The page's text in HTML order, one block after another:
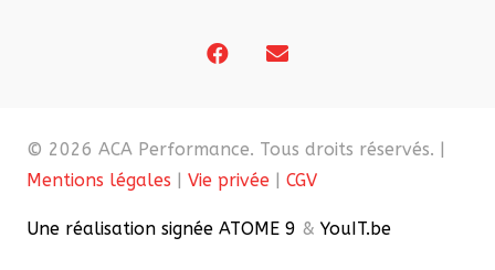
© 2026 ACA Performance. Tous droits réservés. |
Mentions légales | Vie privée | CGV
Une réalisation signée ATOME 9 & YouIT.be